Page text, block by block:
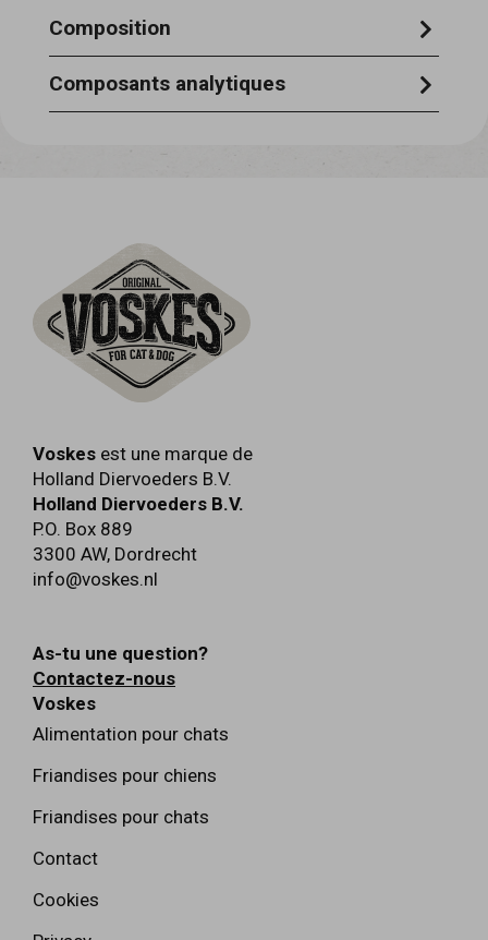
Composition
Composants analytiques
alimentaires brutes 0,5 % matières
Voskes est une marque de
Holland Diervoeders B.V.
Holland Diervoeders B.V.
P.O. Box 889
3300 AW, Dordrecht
info@voskes.nl
As-tu une question?
Contactez-nous
Voskes
Alimentation pour chats
Friandises pour chiens
Friandises pour chats
Contact
Cookies